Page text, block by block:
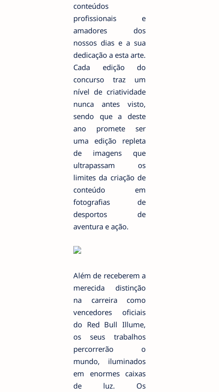
conteúdos
profissionais e
amadores dos
nossos dias e a sua
dedicação a esta arte.
Cada edição do
concurso traz um
nível de criatividade
nunca antes visto,
sendo que a deste
ano promete ser
uma edição repleta
de imagens que
ultrapassam os
limites da criação de
conteúdo em
fotografias de
desportos de
aventura e ação.
Além de receberem a
merecida distinção
na carreira como
vencedores oficiais
do Red Bull Illume,
os seus trabalhos
percorrerão o
mundo, iluminados
em enormes caixas
de luz. Os